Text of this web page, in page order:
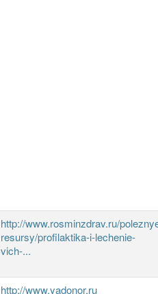
http://www.rosminzdrav.ru/
resursy/profilaktika-i-lechenie-
vich-...
http://www.yadonor.ru